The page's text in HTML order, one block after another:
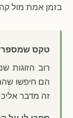
בזמן אמת מול
טקס שמספר
רוב הזוגות
הם חיפשו
זה מדבר